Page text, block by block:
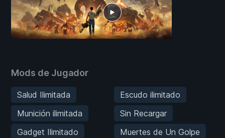
Mods de Jugador
Salud Ilimitada
Escudo ilimitado
Munición ilimitada
Sin Recargar
Gadget Ilimitado
Muertes de Un Golpe